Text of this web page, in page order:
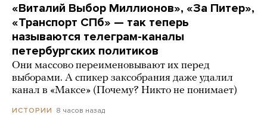
«Виталий Выбор Миллионов», «За Питер»,
«Транспорт СПб» — так теперь
называются телеграм-каналы
петербургских политиков
Они массово переименовывают их перед
выборами. А спикер заксобрания даже удалил
канал в «Максе» (Почему? Никто не понимает)
ИСТОРИИ 8 часов назад